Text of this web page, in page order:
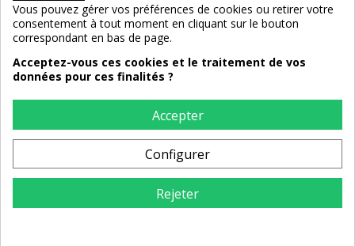
100% sécurisé
par CB / Amex / Virement
LIVRAISON 12/18 JOURS
depuis 2008
RETOURS
sous 14 jours
Vous pouvez gérer vos préférences de cookies ou retirer votre
consentement à tout moment en cliquant sur le bouton
correspondant en bas de page.
Acceptez-vous ces cookies et le traitement de vos
données pour ces finalités ?
Accepter
Configurer
Rejeter